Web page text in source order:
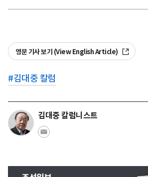
영문 기사 보기 (View English Article)
#김대중 칼럼
김대중 칼럼니스트